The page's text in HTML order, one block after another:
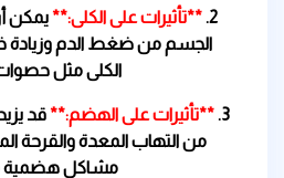
2. **تأثيرات على الكلى:** يمكن
الجسم من ضغط الدم وزيادة
الكلى مثل
3. **تأثيرات على الهضم:** قد
من التهاب المعدة والقرحة
مشاكل هضمية